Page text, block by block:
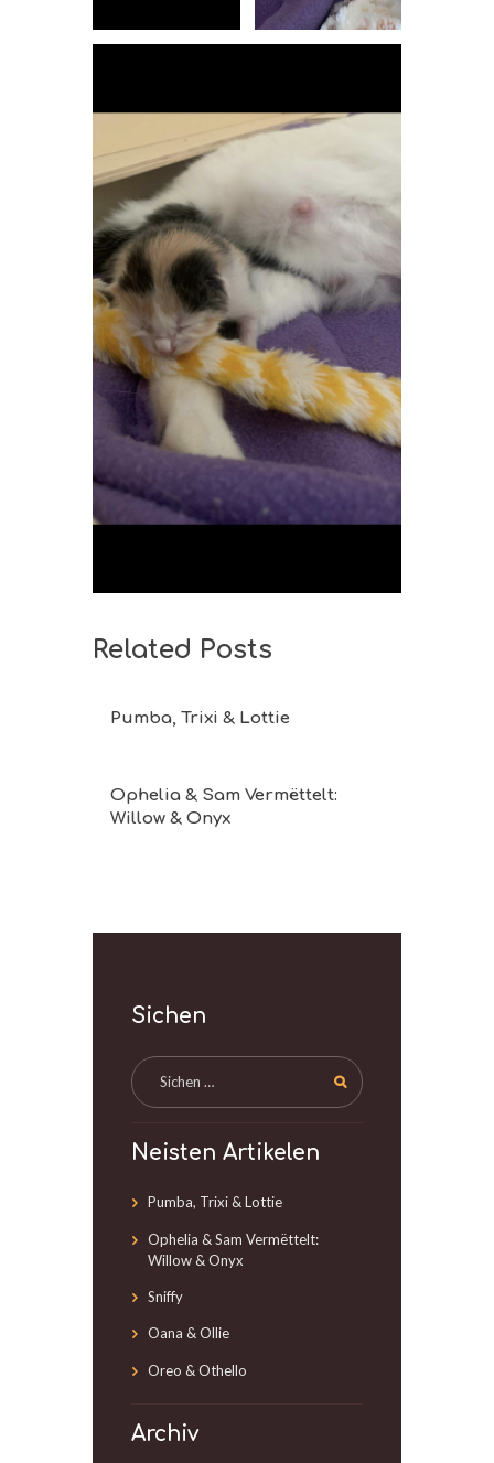
Related Posts
Pumba, Trixi & Lottie
Ophelia & Sam Vermëttelt:
Willow & Onyx
Sichen
Neisten Artikelen
Pumba, Trixi & Lottie
Ophelia & Sam Vermëttelt:
Willow & Onyx
Sniffy
Oana & Ollie
Oreo & Othello
Archiv